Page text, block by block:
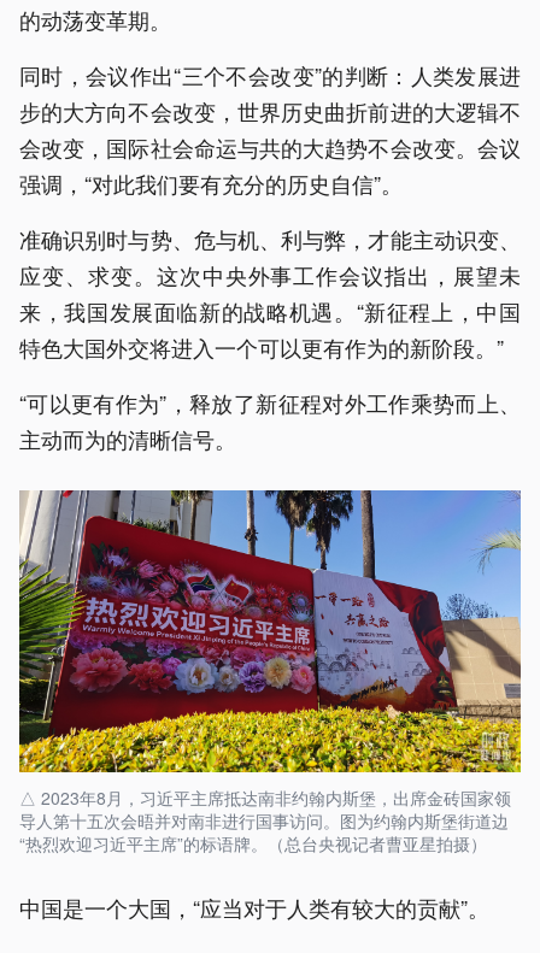
的动荡变革期。
同时，会议作出“三个不会改变”的判断：人类发展进
步的大方向不会改变，世界历史曲折前进的大逻辑不
会改变，国际社会命运与共的大趋势不会改变。会议
强调，“对此我们要有充分的历史自信”。
准确识别时与势、危与机、利与弊，才能主动识变、
应变、求变。这次中央外事工作会议指出，展望未
来，我国发展面临新的战略机遇。“新征程上，中国
特色大国外交将进入一个可以更有作为的新阶段。”
“可以更有作为”，释放了新征程对外工作乘势而上、
主动而为的清晰信号。
△ 2023年8月，习近平主席抵达南非约翰内斯堡，出席金砖国家领
导人第十五次会晤并对南非进行国事访问。图为约翰内斯堡街道边
“热烈欢迎习近平主席”的标语牌。（总台央视记者曹亚星拍摄）
中国是一个大国，“应当对于人类有较大的贡献”。